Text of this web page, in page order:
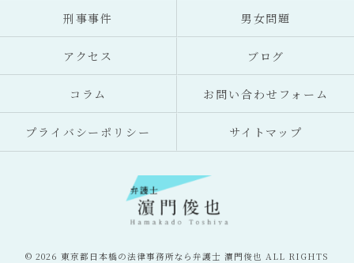
刑事事件 男女問題
アクセス ブログ
コラム お問い合わせフォーム
プライバシーポリシー サイトマップ
© 2026 東京都日本橋の法律事務所なら弁護士 濵門俊也 ALL RIGHTS